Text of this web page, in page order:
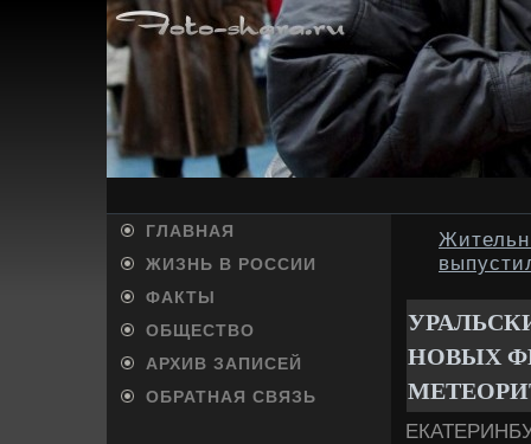
ГЛАВНАЯ
ЖИЗНЬ В РОССИИ
ФАКТЫ
ОБЩЕСТВО
АРХИВ ЗАПИСЕЙ
ОБРАТНАЯ СВЯЗЬ
НОВЫХ